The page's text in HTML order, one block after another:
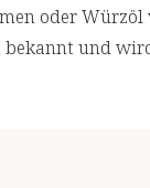
oder Würzöl
und